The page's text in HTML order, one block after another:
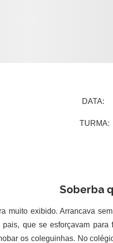
DATA:
TURMA:
Soberba
muito exibido. Arrancava
que se esforçavam
os coleguinhas. No